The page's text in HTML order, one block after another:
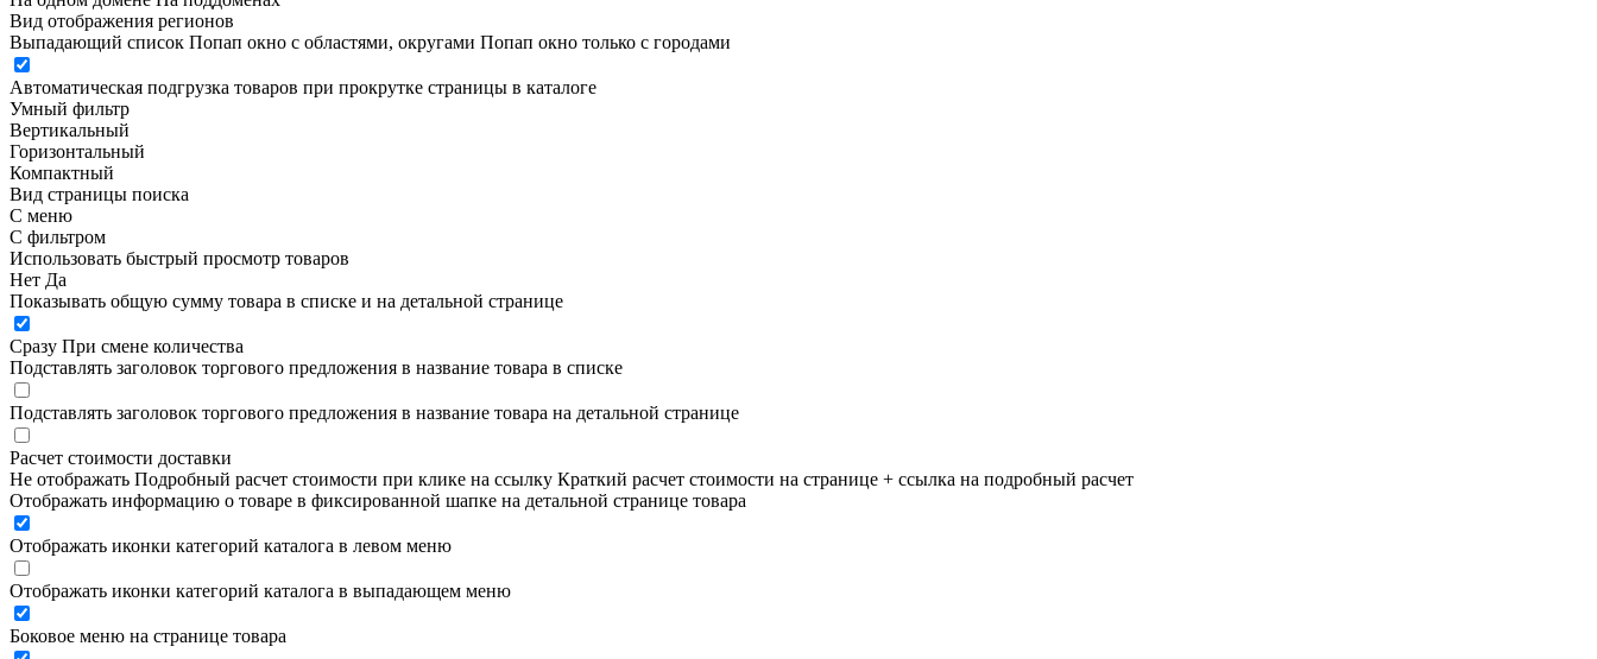
Вид отображения регионов
Выпадающий список Попап окно c областями, округами Попап окно только с городами
Автоматическая подгрузка товаров при прокрутке страницы в каталоге
Умный фильтр
Вертикальный
Горизонтальный
Компактный
Вид страницы поиска
С меню
С фильтром
Использовать быстрый просмотр товаров
Нет Да
Показывать общую сумму товара в списке и на детальной странице
Сразу При смене количества
Подставлять заголовок торгового предложения в название товара в списке
Подставлять заголовок торгового предложения в название товара на детальной странице
Расчет стоимости доставки
Не отображать Подробный расчет стоимости при клике на ссылку Краткий расчет стоимости на странице + ссылка на подробный расчет
Отображать информацию о товаре в фиксированной шапке на детальной странице товара
Отображать иконки категорий каталога в левом меню
Отображать иконки категорий каталога в выпадающем меню
Боковое меню на странице товара